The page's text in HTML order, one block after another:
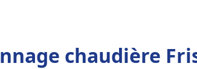
chaudière